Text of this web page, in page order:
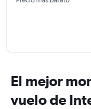
El mejor
vuelo de